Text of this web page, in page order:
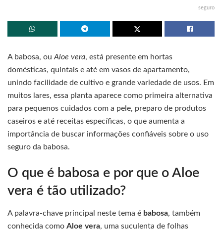
seguro
A babosa, ou Aloe vera, está presente em hortas
domésticas, quintais e até em vasos de apartamento,
unindo facilidade de cultivo e grande variedade de usos. Em
muitos lares, essa planta aparece como primeira alternativa
para pequenos cuidados com a pele, preparo de produtos
caseiros e até receitas específicas, o que aumenta a
importância de buscar informações confiáveis sobre o uso
seguro da babosa.
O que é babosa e por que o Aloe
vera é tão utilizado?
A palavra-chave principal neste tema é babosa, também
conhecida como Aloe vera, uma suculenta de folhas